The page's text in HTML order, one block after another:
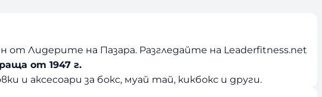
от Лидерите на Пазара. Разгледайте на Leaderfitness.net
от 1947 г.
и аксесоари за бокс, муай тай, кикбокс и други.